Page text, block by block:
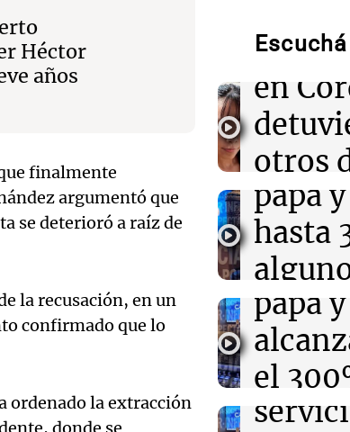
Héctor
años
finalmente
argumentó que
se deterioró a raíz de
la recusación, en un
confirmado que lo
ordenado la extracción
San Cayetano:
llegan a
Plaza de Mayo
09:38 Deportes
duelo clave
Clausura
09:33 Ciencia
Un parche
el sueño REM
ni cirugías
en
otros
Juntos
Episodios
Audio.
papa
hasta
Panorama
Episodios
Audio.
papa
el
Audio.
luz en
Audio.